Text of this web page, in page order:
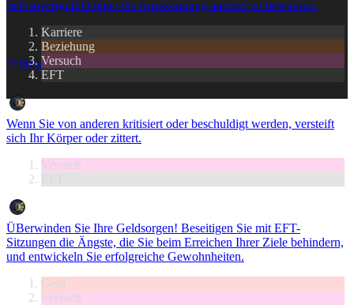
Selbstwertgefühl ohne die Anerkennung anderer zu bewahren.
Karriere
Beziehung
Versuch
EFT
Wenn Sie von anderen kritisiert oder beschuldigt werden, versteift
sich Ihr Körper oder zittert.
Versuch
ÜBerwinden Sie Ihre Geldsorgen! Beseitigen Sie mit EFT-
Sitzungen die Ängste, die Sie beim Erreichen Ihrer Ziele behindern,
und entwickeln Sie erfolgreiche Gewohnheiten.
Geld
Versuch
New